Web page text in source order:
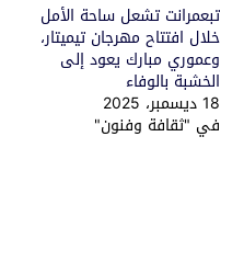
تبعمرانت تشعل ساحة الأمل
خلال افتتاح مهرجان تيميتار،
وعموري مبارك يعود إلى
الخشبة بالوفاء
18 ديسمبر، 2025
في "ثقافة وفنون"